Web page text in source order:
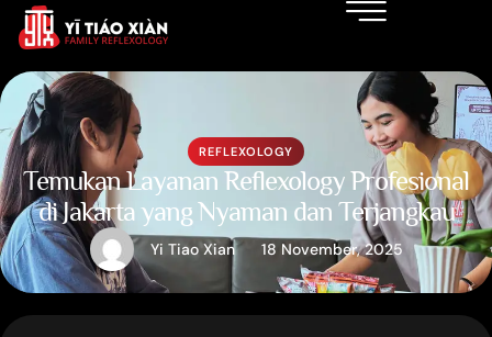
REFLEXOLOGY
Temukan Layanan Reflexology Profesional
di Jakarta yang Nyaman dan Terjangkau
Yi Tiao Xian 18 November, 2025